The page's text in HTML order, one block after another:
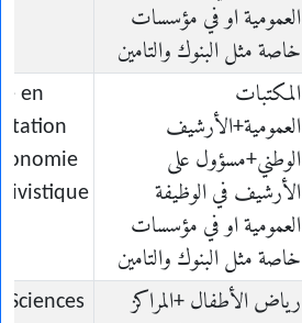
العمومية او في مؤسسات
خاصة مثل البنوك والتامين
المكتبات
العمومية+الأرشيف
الوطني+مسؤول على
الأرشيف في الوظيفة
العمومية او في مؤسسات
خاصة مثل البنوك والتامين
en
رياض الأطفال +المراكز
Sciences